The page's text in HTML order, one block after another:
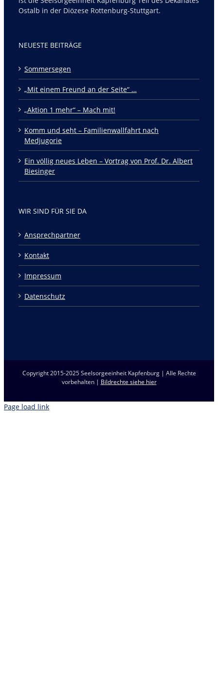
Ostalb in der Diözese Rottenburg-Stuttgart.
NEUESTE BEITRÄGE
Sommersegen
„Mit einem Freund an der Seite“ …
„Aktion 1 mehr“ – Mach mit!
Komm und seht – Familienwallfahrt nach
Medjugorie
Ein völlig neues Leben – Vortrag von Prof. Dr. Albert
Biesinger
WIR SIND FÜR SIE DA
Ansprechpartner
Kontakt
Impressum
Datenschutz
Copyright 2015-2025 Seelsorgeeinheit Kapfenburg | Alle Rechte
vorbehalten | Bildrechte siehe hier
Page load link